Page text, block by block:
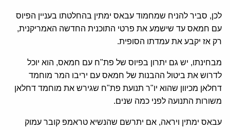
לכן, סביר להניח שמחמוד עבאס ימתין בהחלטתו בעניין הפיוס
עם חמאס עד שישמע את פרטי התוכנית החדשה האמריקנית,
רק אז יקבע את עמדתו הסופית.
מבחינתו, יש גם יתרון בפיוס של פת"ח עם חמאס, הוא יוכל
לדרוש את ביטול ההבנות של חמאס עם יריבו המר מוחמד
דחלאן מכיוון שהוא יו"ר תנועת פת"ח שגירש את מוחמד דחלאן
משורות התנועה לפני כמה שנים.
עבאס ימתין ויראה, אם יתרשם שהנשיא טראמפ קובר עמוק